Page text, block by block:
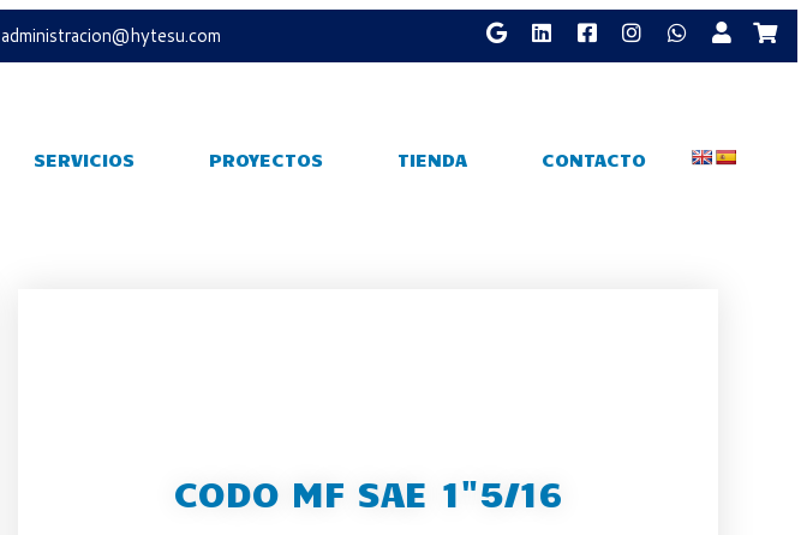
administracion@hytesu.com
SERVICIOS PROYECTOS TIENDA CONTACTO
CODO MF SAE 1"5/16